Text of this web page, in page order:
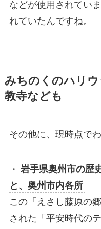
などが使用されてい
れていたんですね。
みちのくのハリ
教寺なども
その他に、現時点で
・ 岩手県奥州市の歴
と、奥州市内各所
この「えさし藤原の
された「平安時代の